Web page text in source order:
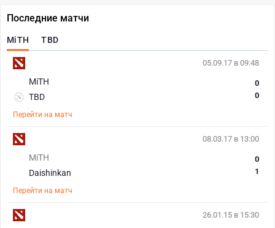
Последние матчи
MiTH TBD
05.09.17 в 09:48
MiTH
TBD
0
0
Перейти на матч
08.03.17 в 13:00
MiTH
Daishinkan
0
1
Перейти на матч
26.01.15 в 15:30